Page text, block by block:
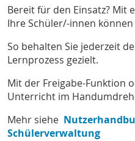
Bereit für den Einsatz? Mit
Ihre Schüler/-innen
So behalten Sie jederzeit
Lernprozess gezielt.
Mit der Freigabe-Funktion
Unterricht im
Mehr siehe
Schülerverwaltung